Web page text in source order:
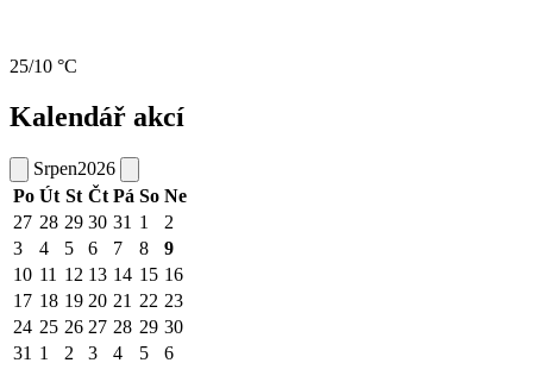
25/10 °C
Kalendář akcí
Srpen2026
Po Út St Čt Pá So Ne
27 28 29 30 31 1
2
3
4 5 6 7 8
9
10 11 12 13 14 15 16
17 18 19 20 21 22 23
24 25 26 27 28 29 30
31 1 2 3 4 5 6